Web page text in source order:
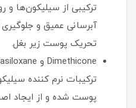
ترکیبی از سیلیکون‌ها و
آبرسانی عمیق و
تحریک پوست زیر بغل.
Dimethicone و Cyclopentasiloxane:
ترکیبات نرم‌ کننده
پوست شده و از ایجاد